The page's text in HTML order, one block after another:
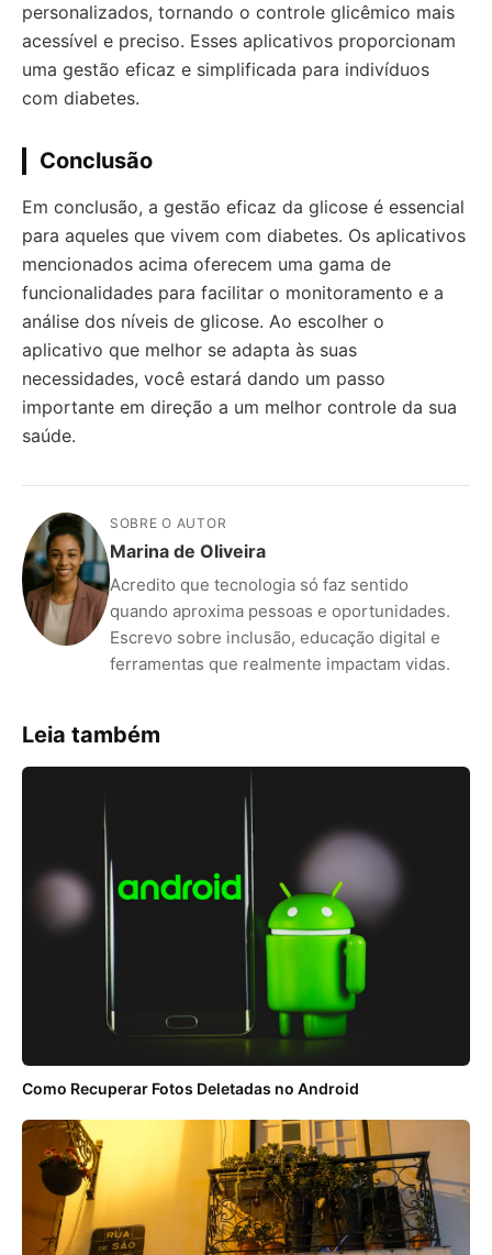
personalizados, tornando o controle glicêmico mais
acessível e preciso. Esses aplicativos proporcionam
uma gestão eficaz e simplificada para indivíduos
com diabetes.
Conclusão
Em conclusão, a gestão eficaz da glicose é essencial
para aqueles que vivem com diabetes. Os aplicativos
mencionados acima oferecem uma gama de
funcionalidades para facilitar o monitoramento e a
análise dos níveis de glicose. Ao escolher o
aplicativo que melhor se adapta às suas
necessidades, você estará dando um passo
importante em direção a um melhor controle da sua
saúde.
SOBRE O AUTOR
Marina de Oliveira
Acredito que tecnologia só faz sentido
quando aproxima pessoas e oportunidades.
Escrevo sobre inclusão, educação digital e
ferramentas que realmente impactam vidas.
Leia também
Como Recuperar Fotos Deletadas no Android